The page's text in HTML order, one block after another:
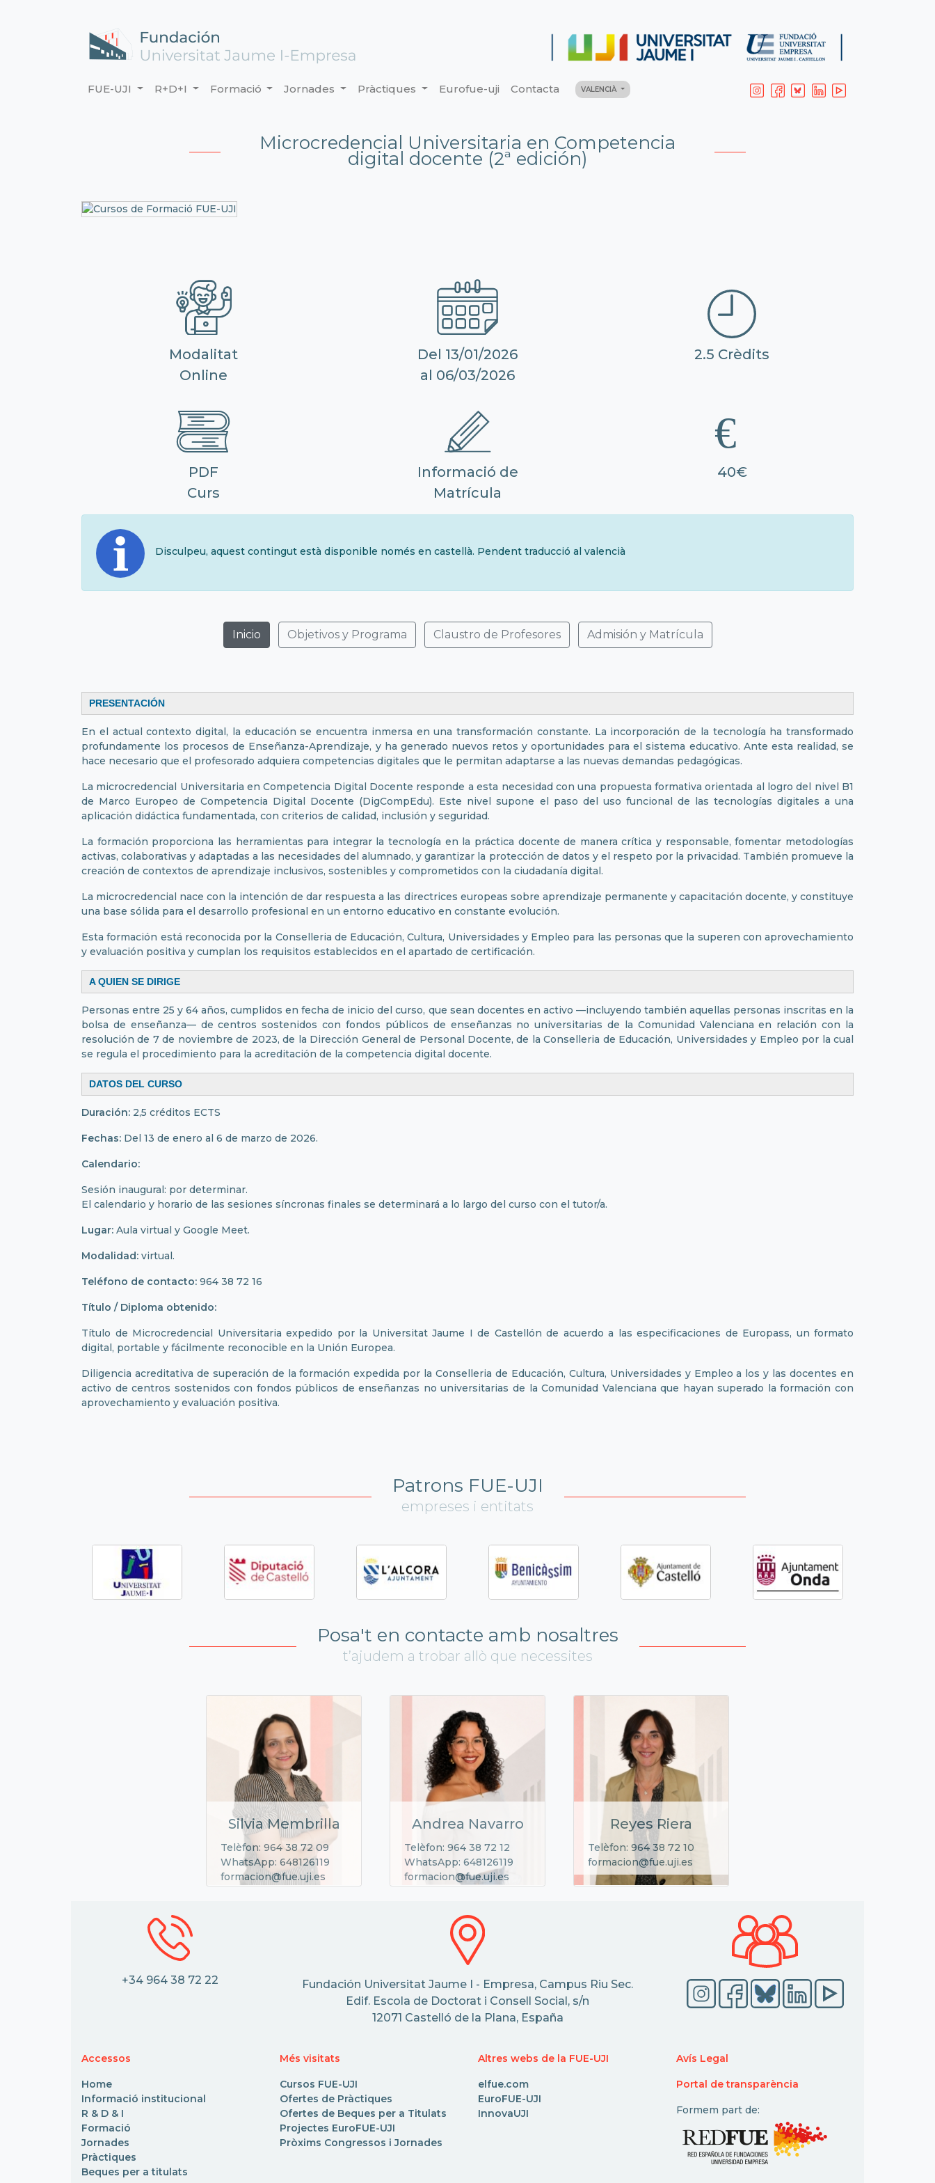
FUE-UJI R+D+I Formació Jornades Pràctiques Eurofue-uji Contacta VALENCIÀ
Microcredencial Universitaria en Competencia
digital docente (2ª edición)
Modalitat
Online
Del 13/01/2026
al 06/03/2026
2.5 Crèdits
PDF
Curs
Informació de
Matrícula
40€
Disculpeu, aquest contingut està disponible només en castellà. Pendent traducció al valencià
Inicio Objetivos y Programa Claustro de Profesores Admisión y Matrícula
PRESENTACIÓN
En el actual contexto digital, la educación se encuentra inmersa en una transformación constante. La incorporación de la tecnología ha transformado
profundamente los procesos de Enseñanza-Aprendizaje, y ha generado nuevos retos y oportunidades para el sistema educativo. Ante esta realidad, se
hace necesario que el profesorado adquiera competencias digitales que le permitan adaptarse a las nuevas demandas pedagógicas.
La microcredencial Universitaria en Competencia Digital Docente responde a esta necesidad con una propuesta formativa orientada al logro del nivel B1
de Marco Europeo de Competencia Digital Docente (DigCompEdu). Este nivel supone el paso del uso funcional de las tecnologías digitales a una
aplicación didáctica fundamentada, con criterios de calidad, inclusión y seguridad.
La formación proporciona las herramientas para integrar la tecnología en la práctica docente de manera crítica y responsable, fomentar metodologías
activas, colaborativas y adaptadas a las necesidades del alumnado, y garantizar la protección de datos y el respeto por la privacidad. También promueve la
creación de contextos de aprendizaje inclusivos, sostenibles y comprometidos con la ciudadanía digital.
La microcredencial nace con la intención de dar respuesta a las directrices europeas sobre aprendizaje permanente y capacitación docente, y constituye
una base sólida para el desarrollo profesional en un entorno educativo en constante evolución.
Esta formación está reconocida por la Conselleria de Educación, Cultura, Universidades y Empleo para las personas que la superen con aprovechamiento
y evaluación positiva y cumplan los requisitos establecidos en el apartado de certificación.
A QUIEN SE DIRIGE
Personas entre 25 y 64 años, cumplidos en fecha de inicio del curso, que sean docentes en activo —incluyendo también aquellas personas inscritas en la
bolsa de enseñanza— de centros sostenidos con fondos públicos de enseñanzas no universitarias de la Comunidad Valenciana en relación con la
resolución de 7 de noviembre de 2023, de la Dirección General de Personal Docente, de la Conselleria de Educación, Universidades y Empleo por la cual
se regula el procedimiento para la acreditación de la competencia digital docente.
DATOS DEL CURSO
Duración: 2,5 créditos ECTS
Fechas: Del 13 de enero al 6 de marzo de 2026.
Calendario:
Sesión inaugural: por determinar.
El calendario y horario de las sesiones síncronas finales se determinará a lo largo del curso con el tutor/a.
Lugar: Aula virtual y Google Meet.
Modalidad: virtual.
Teléfono de contacto: 964 38 72 16
Título / Diploma obtenido:
Título de Microcredencial Universitaria expedido por la Universitat Jaume I de Castellón de acuerdo a las especificaciones de Europass, un formato
digital, portable y fácilmente reconocible en la Unión Europea.
Diligencia acreditativa de superación de la formación expedida por la Conselleria de Educación, Cultura, Universidades y Empleo a los y las docentes en
activo de centros sostenidos con fondos públicos de enseñanzas no universitarias de la Comunidad Valenciana que hayan superado la formación con
aprovechamiento y evaluación positiva.
Patrons FUE-UJI
empreses i entitats
Posa't en contacte amb nosaltres
t’ajudem a trobar allò que necessites
Silvia Membrilla
Telèfon: 964 38 72 09
WhatsApp: 648126119
formacion@fue.uji.es
Andrea Navarro
Telèfon: 964 38 72 12
WhatsApp: 648126119
formacion@fue.uji.es
Reyes Riera
Telèfon: 964 38 72 10
formacion@fue.uji.es
+34 964 38 72 22
Fundación Universitat Jaume I - Empresa, Campus Riu Sec.
Edif. Escola de Doctorat i Consell Social, s/n
12071 Castelló de la Plana, España
Accessos
Home
Informació institucional
R & D & I
Formació
Jornades
Pràctiques
Beques per a titulats
Més visitats
Cursos FUE-UJI
Ofertes de Pràctiques
Ofertes de Beques per a Titulats
Projectes EuroFUE-UJI
Pròxims Congressos i Jornades
Altres webs de la FUE-UJI
elfue.com
EuroFUE-UJI
InnovaUJI
Avís Legal
Portal de transparència
Formem part de: